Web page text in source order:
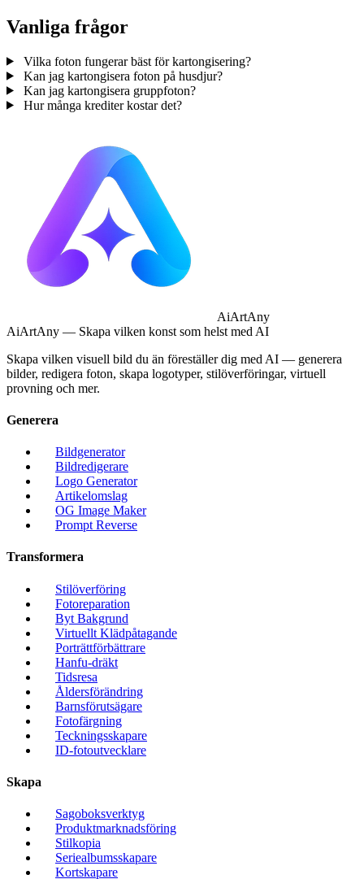
Vanliga frågor
Vilka foton fungerar bäst för kartongisering?
Kan jag kartongisera foton på husdjur?
Kan jag kartongisera gruppfoton?
Hur många krediter kostar det?
AiArtAny
AiArtAny — Skapa vilken konst som helst med AI
Skapa vilken visuell bild du än föreställer dig med AI — generera
bilder, redigera foton, skapa logotyper, stilöverföringar, virtuell
provning och mer.
Generera
Bildgenerator
Bildredigerare
Logo Generator
Artikelomslag
OG Image Maker
Prompt Reverse
Transformera
Stilöverföring
Fotoreparation
Byt Bakgrund
Virtuellt Klädpåtagande
Porträttförbättrare
Hanfu-dräkt
Tidsresa
Åldersförändring
Barnsförutsägare
Fotofärgning
Teckningsskapare
ID-fotoutvecklare
Skapa
Sagoboksverktyg
Produktmarknadsföring
Stilkopia
Seriealbumsskapare
Kortskapare